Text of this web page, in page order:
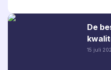
De
15 juli